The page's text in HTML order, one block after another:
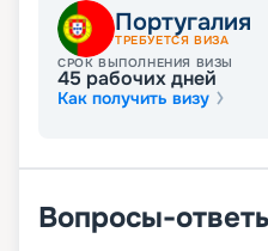
Португалия
ТРЕБУЕТСЯ ВИЗА
СРОК ВЫПОЛНЕНИЯ ВИЗЫ
45 рабочих дней
Как получить визу
Вопросы-